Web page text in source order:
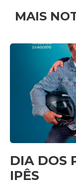
MAIS
DIA DOS
IPÊS